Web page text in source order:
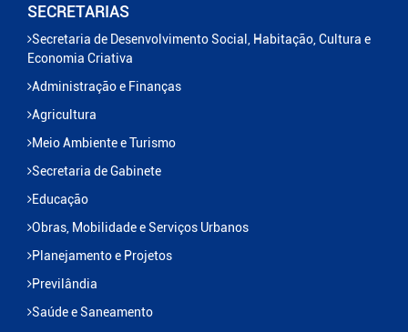
SECRETARIAS
Secretaria de Desenvolvimento Social, Habitação, Cultura e
Economia Criativa
Administração e Finanças
Agricultura
Meio Ambiente e Turismo
Secretaria de Gabinete
Educação
Obras, Mobilidade e Serviços Urbanos
Planejamento e Projetos
Previlândia
Saúde e Saneamento